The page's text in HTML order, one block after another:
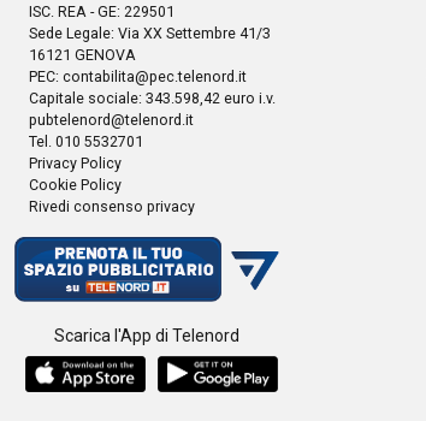
ISC. REA - GE: 229501
Sede Legale: Via XX Settembre 41/3
16121 GENOVA
PEC: contabilita@pec.telenord.it
Capitale sociale: 343.598,42 euro i.v.
pubtelenord@telenord.it
Tel. 010 5532701
Privacy Policy
Cookie Policy
Rivedi consenso privacy
Scarica l'App di Telenord